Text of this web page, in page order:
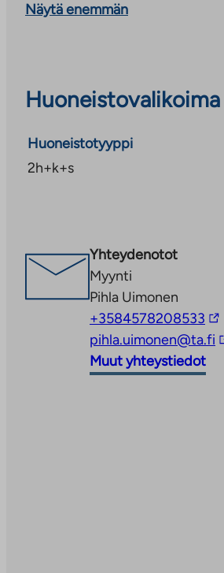
minuutin ajomatka.
Näytä enemmän
Huoneistovalikoima
Huoneistotyyppi
2h+k+s
Yhteydenotot
Myynti
Pihla Uimonen
+3584578208533
vie
pihla.uimonen@ta.fi
Muut yhteystiedot